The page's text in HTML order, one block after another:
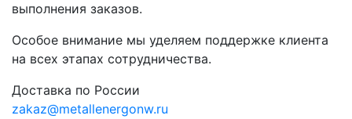
выполнения заказов.
Особое внимание мы уделяем поддержке клиента
на всех этапах сотрудничества.
Доставка по России
zakaz@metallenergonw.ru